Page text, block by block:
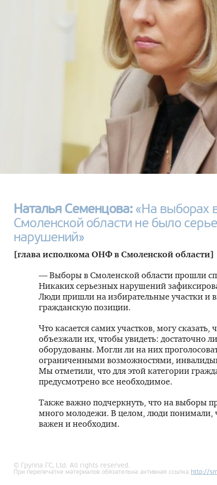
Наталья Семенцова:«На выборах
Смоленской области не было
нарушений»
[глава исполкома ОНФ в Смоленской области]
— Выборы в Смоленской области прошли
Никаких серьезных нарушений
Люди пришли на избирательные участки и
гражданскую позиции.
Что касается самих участков, могу сказать,
объезжали их, чтобы увидеть: достаточно
оборудованы. Могли ли на них
ограниченными возможностями,
Мы отметили, что для этой категории
предусмотрено все необходимое.
Также важно подчеркнуть, что на выборы
много молодежи. В целом, люди понимали,
важен и необходим.
© Группа ГС, Ltd. All rights reserved.
При перепечатке материалов обязательна активная ссылка http://